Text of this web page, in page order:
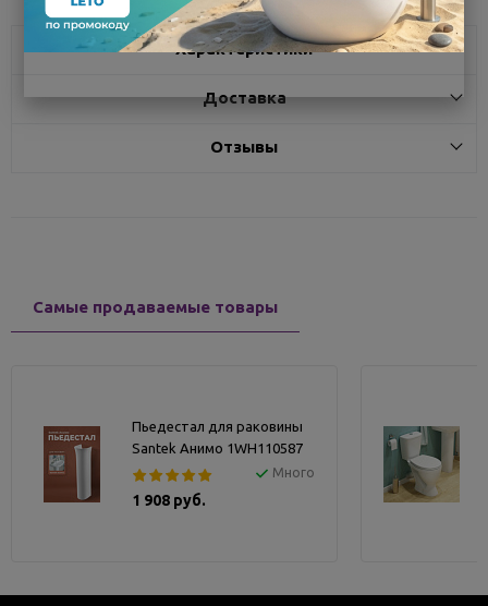
Характеристики
Доставка
Отзывы
Самые продаваемые товары
Пьедестал для раковины
Santek Анимо 1WH110587
Много
1 908 руб.